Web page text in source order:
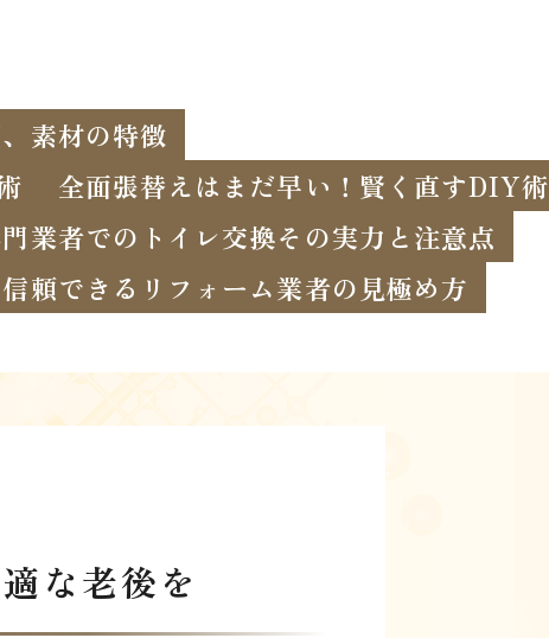
素材の特徴
全面張替えはまだ早い！賢く直すDIY術
業者でのトイレ交換その実力と注意点
信頼できるリフォーム業者の見極め方
な老後を